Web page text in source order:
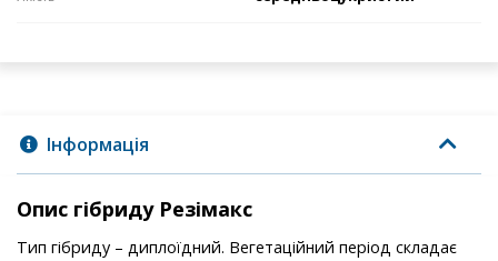
Інформація
Опис гібриду Резімакс
Тип гібриду – диплоїдний. Вегетаційний період складає